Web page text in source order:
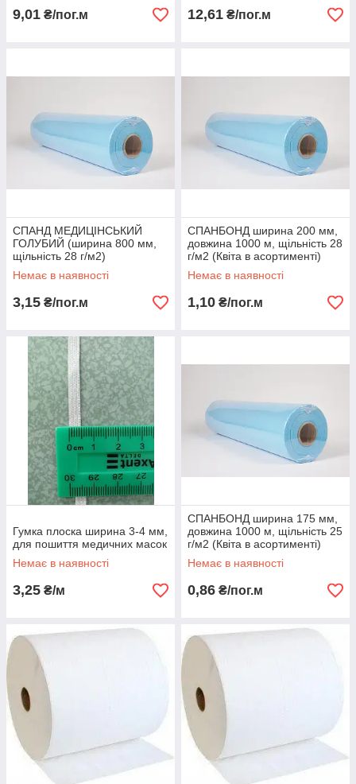
9,01 ₴/пог.м 12,61 ₴/пог.м
СПАНД МЕДИЦІНСЬКИЙ
ГОЛУБИЙ (ширина 800 мм,
щільність 28 г/м2)
Немає в наявності
3,15 ₴/пог.м
СПАНБОНД ширина 200 мм,
довжина 1000 м, щільність 28
г/м2 (Квіта в асортименті)
Немає в наявності
1,10 ₴/пог.м
Гумка плоска ширина 3-4 мм,
для пошиття медичних масок
Немає в наявності
3,25 ₴/м
СПАНБОНД ширина 175 мм,
довжина 1000 м, щільність 25
г/м2 (Квіта в асортименті)
Немає в наявності
0,86 ₴/пог.м